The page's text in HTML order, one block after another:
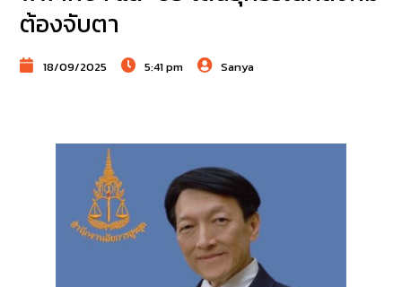
ต้องจับตา
18/09/2025 5:41 pm Sanya